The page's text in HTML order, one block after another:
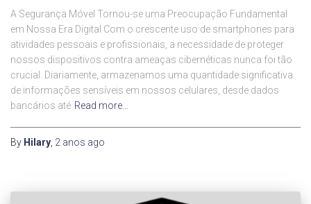
A Segurança Móvel Tornou-se uma Preocupação Fundamental
em Nossa Era Digital Com o crescente uso de smartphones para
atividades pessoais e profissionais, a necessidade de proteger
nossos dispositivos contra ameaças cibernéticas nunca foi tão
crucial. Diariamente, armazenamos uma quantidade significativa
de informações sensíveis em nossos celulares, desde dados
bancários até Read more…
By Hilary, 2 anos ago